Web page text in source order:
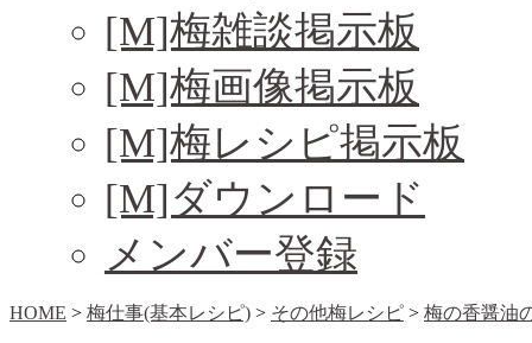
[M]梅雑談掲示板
[M]梅画像掲示板
[M]梅レシピ掲示板
[M]ダウンロード
メンバー登録
HOME > 梅仕事(基本レシピ) > その他梅レシピ > 梅の香醤油